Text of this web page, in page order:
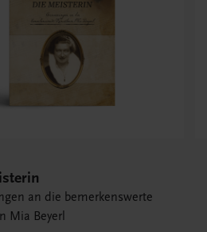
an die bemerkenswerte
Mia Beyerl